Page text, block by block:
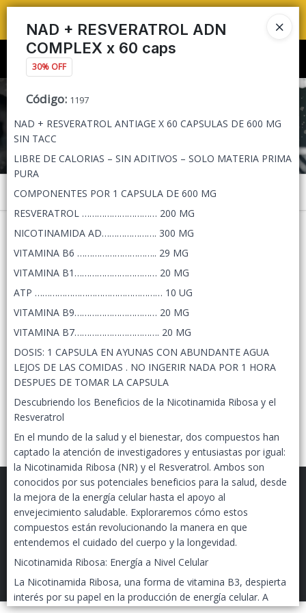
NAD + RESVERATROL ADN
COMPLEX x 60 caps
30% OFF
Código: 1197
NAD + RESVERATROL ANTIAGE X 60 CAPSULAS DE 600 MG
SIN TACC
LIBRE DE CALORIAS – SIN ADITIVOS – SOLO MATERIA PRIMA
PURA
COMPONENTES POR 1 CAPSULA DE 600 MG
RESVERATROL ………………………… 200 MG
NICOTINAMIDA AD…………………. 300 MG
VITAMINA B6 ………………………….. 29 MG
VITAMINA B1…………………………… 20 MG
ATP …………………………………………… 10 UG
VITAMINA B9…………………………… 20 MG
VITAMINA B7……………………………. 20 MG
DOSIS: 1 CAPSULA EN AYUNAS CON ABUNDANTE AGUA
LEJOS DE LAS COMIDAS . NO INGERIR NADA POR 1 HORA
DESPUES DE TOMAR LA CAPSULA
Descubriendo los Beneficios de la Nicotinamida Ribosa y el
Resveratrol
En el mundo de la salud y el bienestar, dos compuestos han
captado la atención de investigadores y entusiastas por igual:
la Nicotinamida Ribosa (NR) y el Resveratrol. Ambos son
conocidos por sus potenciales beneficios para la salud, desde
la mejora de la energía celular hasta el apoyo al
envejecimiento saludable. Exploraremos cómo estos
compuestos están revolucionando la manera en que
entendemos el cuidado del cuerpo y la longevidad.
Nicotinamida Ribosa: Energía a Nivel Celular
La Nicotinamida Ribosa, una forma de vitamina B3, despierta
interés por su papel en la producción de energía celular. A
PEDIDOS MAYORISTAS 🛒🔥 ENVÍOS A TODO ARGENTINA 🚚📦
CÓMO COMPRAR
QUIÉNES SOMOS
TIENDA MINORISTA
CONTACTO
Menú
Lista vacía
Defensa de las y los consumidores. Para reclamos
ingresá acá.
Botón de arrepentimiento